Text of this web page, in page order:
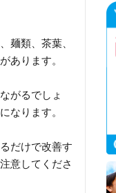
麺類、茶葉、
あります。
がるでしょ
なります。
だけで改善す
意してくださ